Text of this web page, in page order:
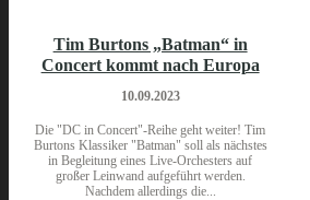
Tim Burtons „Batman“ in
Concert kommt nach Europa
10.09.2023
Die "DC in Concert"-Reihe geht weiter! Tim
Burtons Klassiker "Batman" soll als nächstes
in Begleitung eines Live-Orchesters auf
großer Leinwand aufgeführt werden.
Nachdem allerdings die...